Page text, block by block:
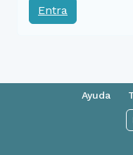
Entra
Ayuda